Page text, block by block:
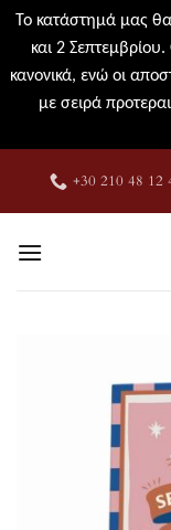
Το κατάστημά μας
και 2 Σεπτεμβρίου.
κανονικά, ενώ οι
με σειρά
περιεχόμενο
+30 210 48 12